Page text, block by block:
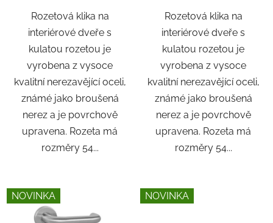
Rozetová klika na
interiérové ​​dveře s
kulatou rozetou je
vyrobena z vysoce
kvalitní nerezavějící oceli,
známé jako broušená
nerez a je povrchově
upravena. Rozeta má
rozměry 54...
Rozetová klika na
interiérové ​​dveře s
kulatou rozetou je
vyrobena z vysoce
kvalitní nerezavějící oceli,
známé jako broušená
nerez a je povrchově
upravena. Rozeta má
rozměry 54...
NOVINKA NOVINKA